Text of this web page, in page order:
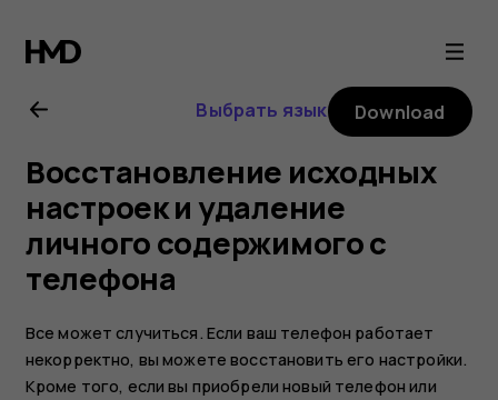
Nokia
8.1
user
guide
Выбрать язык Download
Восстановление исходных
настроек и удаление
личного содержимого с
телефона
Все может случиться. Если ваш телефон работает
некорректно, вы можете восстановить его настройки.
Кроме того, если вы приобрели новый телефон или